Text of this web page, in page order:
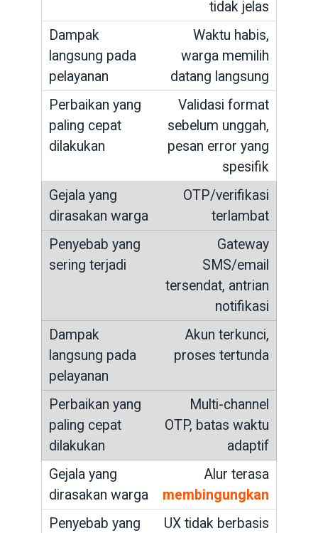
tidak jelas
Waktu habis,
warga memilih
datang langsung
Validasi format
sebelum unggah,
pesan error yang
spesifik
OTP/verifikasi
terlambat
Gateway
SMS/email
tersendat, antrian
notifikasi
Akun terkunci,
proses tertunda
Multi-channel
OTP, batas waktu
adaptif
Alur terasa
membingungkan
UX tidak berbasis